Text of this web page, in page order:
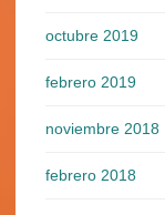
octubre 2019
febrero 2019
noviembre 2018
febrero 2018